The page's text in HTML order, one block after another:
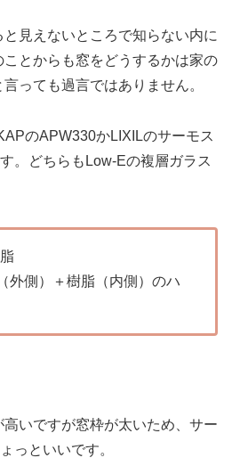
見えないところで知らない内に
とからも窓をどうするかは家の
っても過言ではありません。
のAPW330かLIXILのサーモス
。どちらもLow-Eの複層ガラス
外側）＋樹脂（内側）のハ
いですが窓枠が太いため、サー
っといいです。